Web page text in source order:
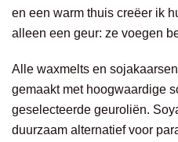
en een warm thuis creëer ik
alleen een geur: ze voegen
Alle waxmelts en
gemaakt met hoogwaardige
geselecteerde geuroliën.
duurzaam alternatief voor